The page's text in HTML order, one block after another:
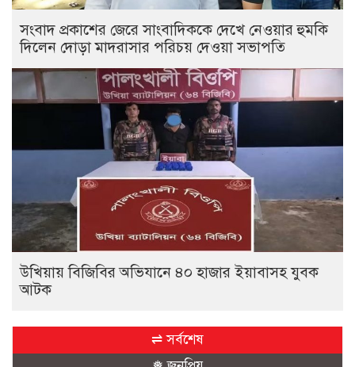
সংবাদ প্রকাশের জেরে সাংবাদিককে দেখে নেওয়ার হুমকি
দিলেন দোড়া মাদরাসার পরিচয় দেওয়া সভাপতি
উখিয়ায় বিজিবির অভিযানে ৪০ হাজার ইয়াবাসহ যুবক
আটক
⇌ সর্বশেষ